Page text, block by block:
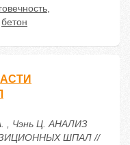
,
бетон
, Чэнь Ц. АНАЛИЗ
ШПАЛ //